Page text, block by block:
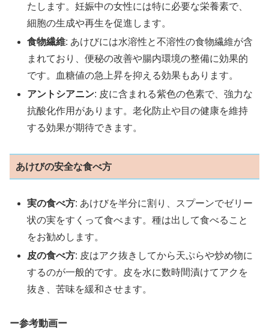
たします。妊娠中の女性には特に必要な栄養素で、
細胞の生成や再生を促進します。
食物繊維: あけびには水溶性と不溶性の食物繊維が含
まれており、便秘の改善や腸内環境の整備に効果的
です。血糖値の急上昇を抑える効果もあります。
アントシアニン: 皮に含まれる紫色の色素で、強力な
抗酸化作用があります。老化防止や目の健康を維持
する効果が期待できます。
あけびの安全な食べ方
実の食べ方: あけびを半分に割り、スプーンでゼリー
状の実をすくって食べます。種は出して食べること
をお勧めします。
皮の食べ方: 皮はアク抜きしてから天ぷらや炒め物に
するのが一般的です。皮を水に数時間漬けてアクを
抜き、苦味を緩和させます。
ー参考動画ー